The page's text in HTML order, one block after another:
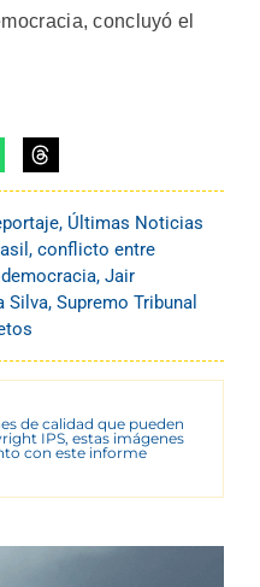
concluyó el
, Últimas Noticias
, conflicto entre
democracia, Jair
Silva, Supremo Tribunal
de calidad que pueden
IPS, estas imágenes
con este informe